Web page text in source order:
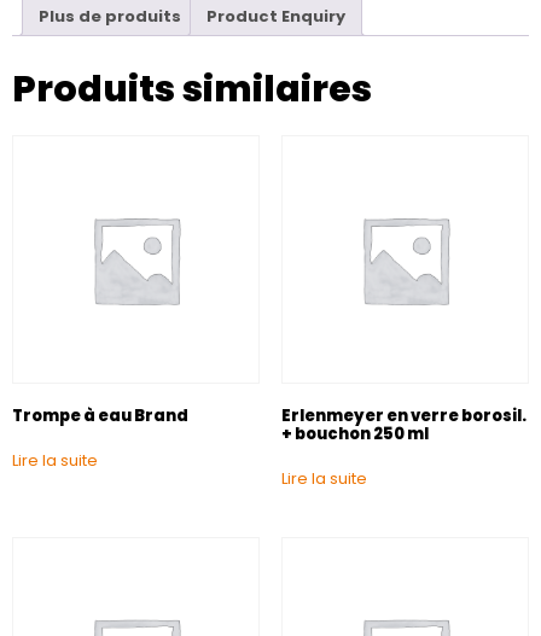
Plus de produits
Product Enquiry
Produits similaires
Trompe à eau Brand
Lire la suite
Erlenmeyer en verre borosil.
+ bouchon 250 ml
Lire la suite